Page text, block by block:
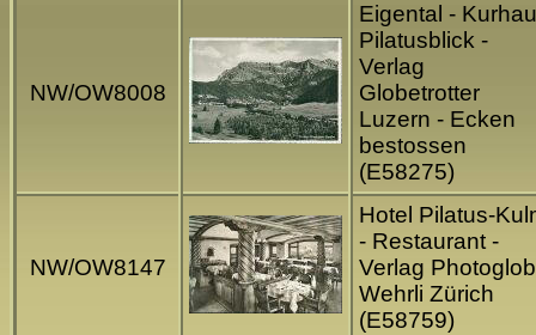
NW/OW8008
Eigental -
Pilatusblick -
Verlag
Globetrotter
Luzern - Ecken
bestossen
(E58275)
NW/OW8147
Hotel Pilatus-
- Restaurant -
Verlag
Wehrli Zürich
(E58759)